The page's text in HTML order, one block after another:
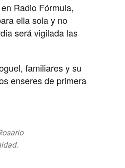
Radio Fórmula,
ella sola y no
será vigilada las
familiares y su
enseres de primera